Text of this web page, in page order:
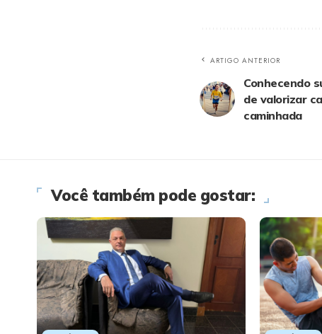
ARTIGO ANTERIOR
Conhecendo
de valorizar
caminhada
Você também pode gostar: